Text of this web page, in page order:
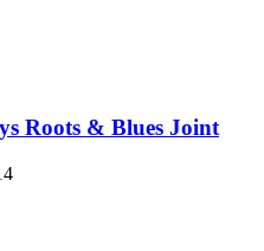
Roots & Blues Joint